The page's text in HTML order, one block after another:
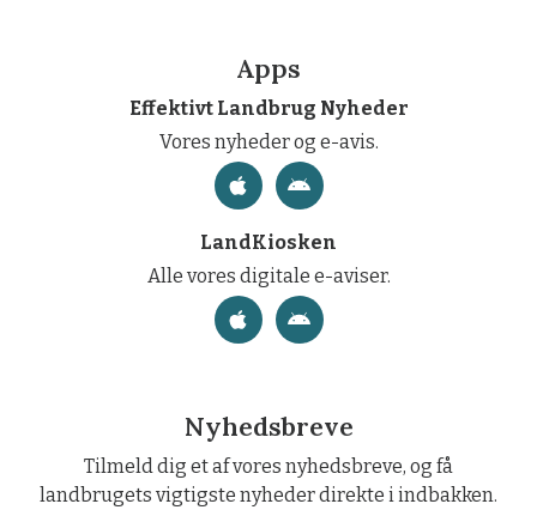
Apps
Effektivt Landbrug Nyheder
Vores nyheder og e-avis.
LandKiosken
Alle vores digitale e-aviser.
Nyhedsbreve
Tilmeld dig et af vores nyhedsbreve, og få
landbrugets vigtigste nyheder direkte i indbakken.